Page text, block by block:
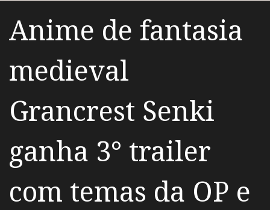
Anime de fantasia
medieval
Grancrest Senki
ganha 3° trailer
com temas da OP e